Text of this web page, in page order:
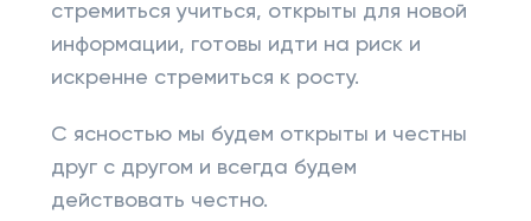
стремиться учиться, открыты для новой
информации, готовы идти на риск и
искренне стремиться к росту.
С ясностью мы будем открыты и честны
друг с другом и всегда будем
действовать честно.